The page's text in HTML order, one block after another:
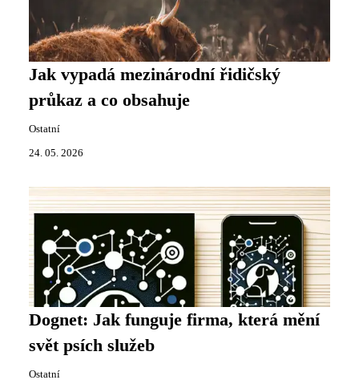
Jak vypadá mezinárodní řidičský
průkaz a co obsahuje
Ostatní
24. 05. 2026
Dognet: Jak funguje firma, která mění
svět psích služeb
Ostatní